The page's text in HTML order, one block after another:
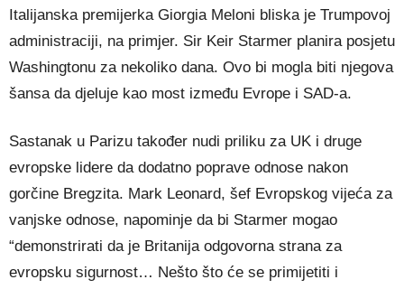
Italijanska premijerka Giorgia Meloni bliska je Trumpovoj
administraciji, na primjer. Sir Keir Starmer planira posjetu
Washingtonu za nekoliko dana. Ovo bi mogla biti njegova
šansa da djeluje kao most između Evrope i SAD-a.
Sastanak u Parizu također nudi priliku za UK i druge
evropske lidere da dodatno poprave odnose nakon
gorčine Bregzita. Mark Leonard, šef Evropskog vijeća za
vanjske odnose, napominje da bi Starmer mogao
“demonstrirati da je Britanija odgovorna strana za
evropsku sigurnost… Nešto što će se primijetiti i